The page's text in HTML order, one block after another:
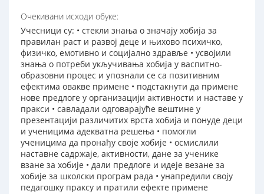
Очекивани исходи обуке:
Учесници су: • стекли знања о значају хобија за
правилан раст и развој деце и њихово психичко,
физичко, емотивно и социјално здравље • усвојили
знања о потреби укључивања хобија у васпитно-
образовни процес и упознали се са позитивним
ефектима овакве примене • подстакнути да примене
нове предлоге у организацији активности и наставе у
пракси • савладали одговарајуће вештине у
презентацији различитих врста хобија и понуде деци
и ученицима адекватна решења • помогли
ученицима да пронађу своје хобије • осмислили
наставне садржаје, активности, дане за ученике
взане за хобије • дали предлоге и идеје везане за
хобије за школски програм рада • унапредили своју
педагошку праксу и пратили ефекте примене